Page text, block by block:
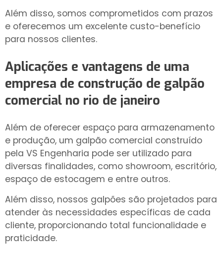
Além disso, somos comprometidos com prazos
e oferecemos um excelente custo-benefício
para nossos clientes.
Aplicações e vantagens de uma
empresa de construção de galpão
comercial no rio de janeiro
Além de oferecer espaço para armazenamento
e produção, um galpão comercial construído
pela VS Engenharia pode ser utilizado para
diversas finalidades, como showroom, escritório,
espaço de estocagem e entre outros.
Além disso, nossos galpões são projetados para
atender às necessidades específicas de cada
cliente, proporcionando total funcionalidade e
praticidade.